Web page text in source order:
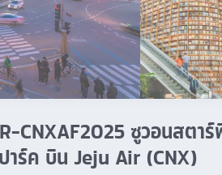
CNXAF2025 ซูวอนสต
าร์ค บิน Jeju Air (CNX)